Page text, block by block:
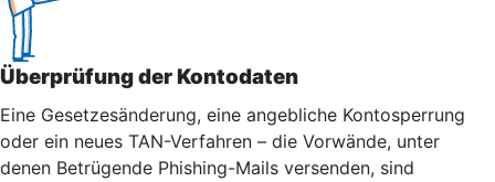
Überprüfung der Kontodaten
Eine Gesetzesänderung, eine angebliche Kontosperrung
oder ein neues TAN-Verfahren – die Vorwände, unter
denen Betrügende Phishing-Mails versenden, sind